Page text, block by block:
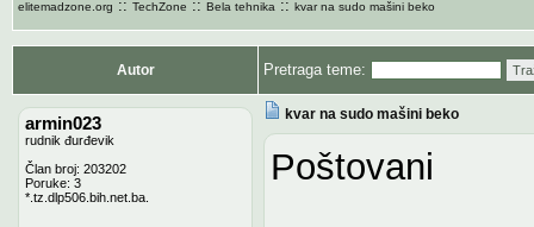
elitemadzone.org :: TechZone :: Bela tehnika :: kvar na sudo mašini beko
Autor Pretraga teme:
armin023
rudnik đurđevik
Član broj: 203202
Poruke: 3
*.tz.dlp506.bih.net.ba.
kvar na sudo mašini beko
Poštovani